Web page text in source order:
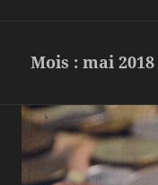
Mois :mai 2018